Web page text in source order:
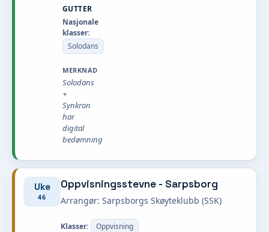
GUTTER
Nasjonale
klasser:
Solodans
MERKNAD
Solodans
+
Synkron
har
digital
bedømning
Uke
46
Oppvisningsstevne - Sarpsborg
Arrangør: Sarpsborgs Skøyteklubb (SSK)
Klasser: Oppvisning